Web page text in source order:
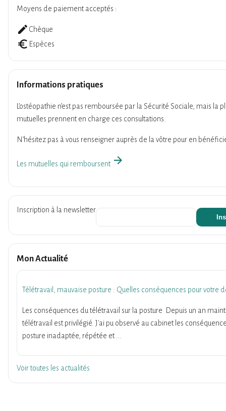
Moyens de paiement acceptés :
create Chèque
euro_symbol Espèces
Informations pratiques
L’ostéopathie n’est pas remboursée par la Sécurité Sociale, mais la
mutuelles prennent en charge ces consultations.
N’hésitez pas à vous renseigner auprès de la vôtre pour en
Les mutuelles qui remboursent arrow_forward
Inscription à la newsletter
Mon Actualité
Télétravail, mauvaise posture : Quelles conséquences pour votre
Les conséquences du télétravail sur la posture Depuis un an
télétravail est privilégié. J'ai pu observé au cabinet les
posture inadaptée, répétée et ...
Voir toutes les actualités